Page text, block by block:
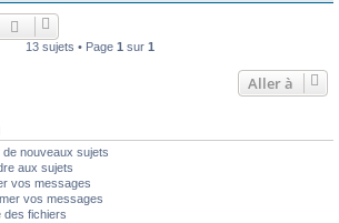
13 sujets • Page 1 sur 1
Aller à
de nouveaux sujets
aux sujets
vos messages
vos messages
des fichiers